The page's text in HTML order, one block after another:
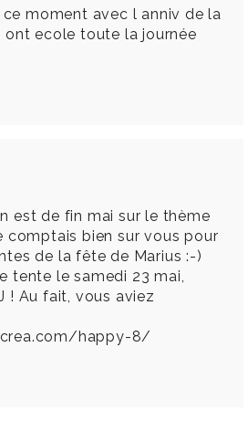
moment avec l anniv de la
ecole toute la journée
est de fin mai sur le thème
comptais bien sur vous pour
de la fête de Marius :-)
tente le samedi 23 mai,
! Au fait, vous aviez
happy-8/